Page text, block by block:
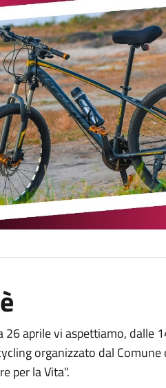
26 aprile vi aspettiamo, dalle
organizzato dal Comune
per la Vita".